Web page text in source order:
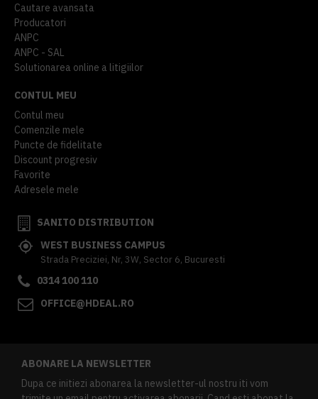
Cautare avansata
Producatori
ANPC
ANPC - SAL
Solutionarea online a litigiilor
CONTUL MEU
Contul meu
Comenzile mele
Puncte de fidelitate
Discount progresiv
Favorite
Adresele mele
SANITO DISTRIBUTION
WEST BUSINESS CAMPUS
Strada Preciziei, Nr, 3W, Sector 6, Bucuresti
0314 100 110
OFFICE@HDEAL.RO
ABONARE LA NEWSLETTER
Dupa ce initiezi abonarea la newsletter-ul nostru iti vom